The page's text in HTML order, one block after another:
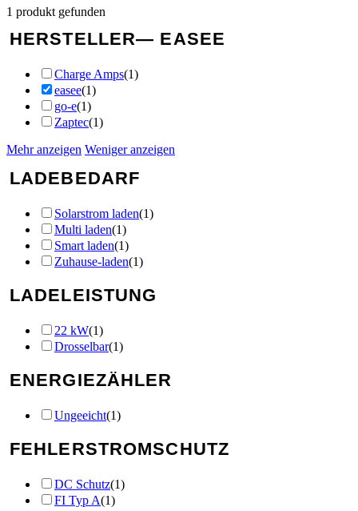
1 produkt gefunden
HERSTELLER— EASEE
Charge Amps(1)
easee(1)
go-e(1)
Zaptec(1)
Mehr anzeigen Weniger anzeigen
LADEBEDARF
Solarstrom laden(1)
Multi laden(1)
Smart laden(1)
Zuhause-laden(1)
LADELEISTUNG
22 kW(1)
Drosselbar(1)
ENERGIEZÄHLER
Ungeeicht(1)
FEHLERSTROMSCHUTZ
DC Schutz(1)
FI Typ A(1)